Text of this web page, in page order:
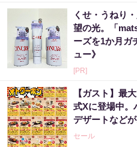
くせ・うねり
望の光。「
ーズを1か月ガ
ュー》
[PR]
【ガスト】最
式Xに登場中。
デザートなど
セール